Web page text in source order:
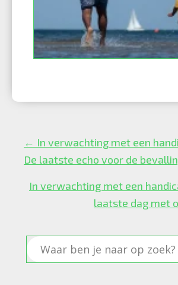
Posts
navigation
← In verwachting met een
De laatste echo voor de
In verwachting met een
laatste dag met